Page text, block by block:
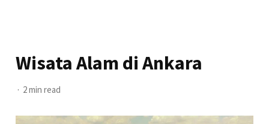
Wisata Alam di Ankara
2 min read